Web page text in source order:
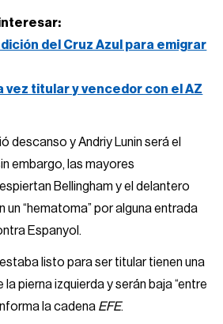
del Cruz Azul para emigrar
vez titular y vencedor con el AZ
descanso y Andriy Lunin será el
embargo, las mayores
Bellingham y el delantero
un “hematoma” por alguna entrada
Espanyol.
listo para ser titular tienen una
la pierna izquierda y serán baja “entre
la cadena EFE.